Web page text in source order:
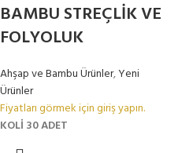
BAMBU STREÇLİK VE
FOLYOLUK
Ahşap ve Bambu Ürünler,Yeni
Ürünler
Fiyatları görmek için giriş yapın.
KOLİ 30 ADET